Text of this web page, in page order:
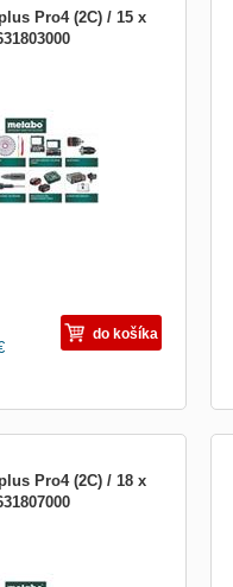
Pro4 (2C) / 15 x
do košíka
Pro4 (2C) / 18 x